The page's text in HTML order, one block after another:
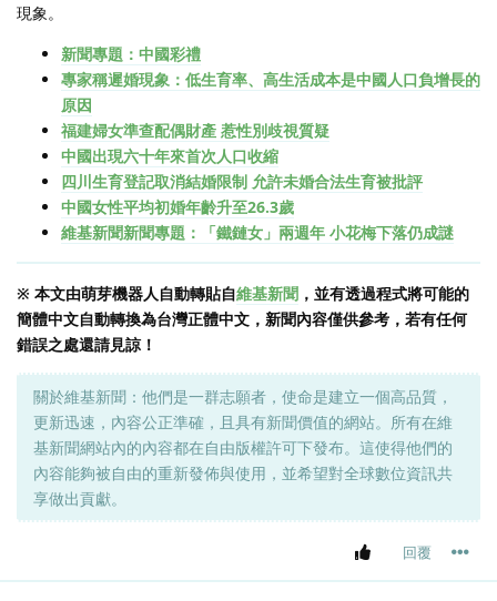
現象。
新聞專題：中國彩禮
專家稱遲婚現象：低生育率、高生活成本是中國人口負增長的
原因
福建婦女準查配偶財產 惹性別歧視質疑
中國出現六十年來首次人口收縮
四川生育登記取消結婚限制 允許未婚合法生育被批評
中國女性平均初婚年齡升至26.3歲
維基新聞新聞專題：「鐵鏈女」兩週年 小花梅下落仍成謎
※ 本文由萌芽機器人自動轉貼自維基新聞 ，並有透過程式將可能的
簡體中文自動轉換為台灣正體中文，新聞內容僅供參考，若有任何
錯誤之處還請見諒！
關於維基新聞：他們是一群志願者，使命是建立一個高品質，
更新迅速，內容公正準確，且具有新聞價值的網站。所有在維
基新聞網站內的內容都在自由版權許可下發布。這使得他們的
內容能夠被自由的重新發佈與使用，並希望對全球數位資訊共
享做出貢獻。
回覆